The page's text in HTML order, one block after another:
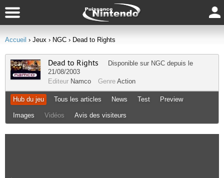
Accueil › Jeux › NGC › Dead to Rights
Dead to Rights Disponible sur NGC depuis le
21/08/2003
Editeur Namco Genre Action
Hub du jeu Tous les articles News Test Preview
Images Vidéos Avis des visiteurs